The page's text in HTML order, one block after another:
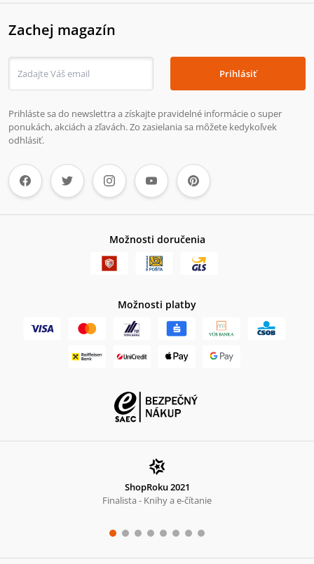
Zachej magazín
Prihlásiť
Prihláste sa do newslettra a získajte pravidelné informácie o super
ponukách, akciách a zľavách. Zo zasielania sa môžete kedykoľvek
odhlásiť.
Možnosti doručenia
Možnosti platby
ShopRoku 2021
Finalista - Knihy a e-čítanie